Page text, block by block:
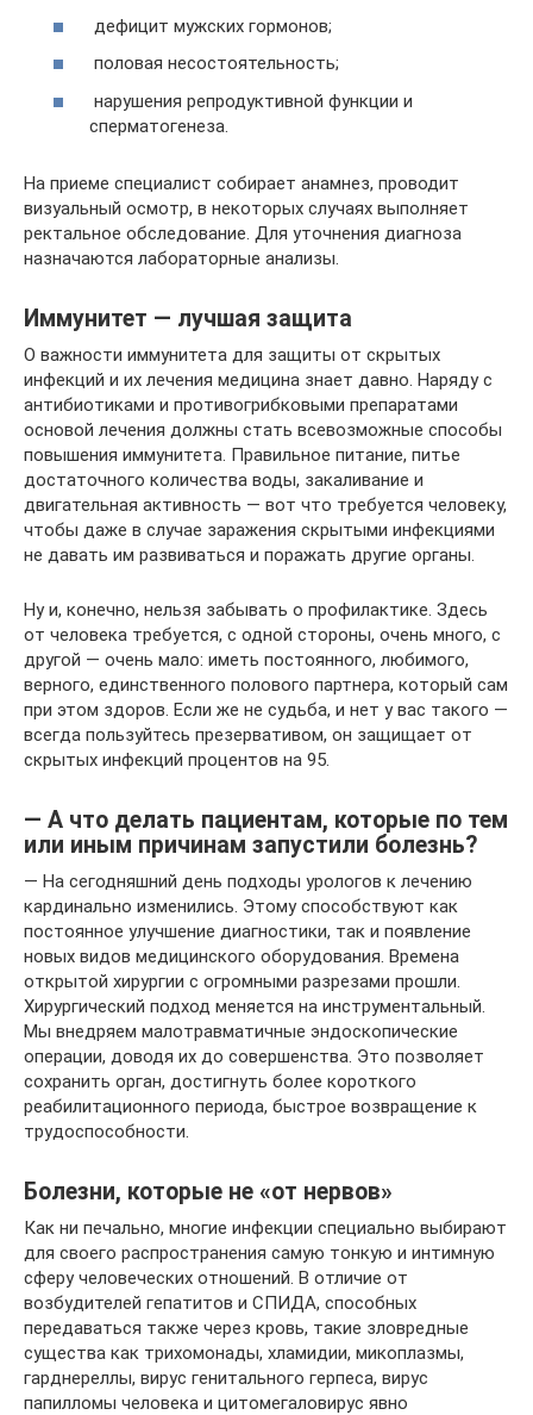
дефицит мужских гормонов;
половая несостоятельность;
нарушения репродуктивной функции и
сперматогенеза.
На приеме специалист собирает анамнез, проводит
визуальный осмотр, в некоторых случаях выполняет
ректальное обследование. Для уточнения диагноза
назначаются лабораторные анализы.
Иммунитет — лучшая защита
О важности иммунитета для защиты от скрытых
инфекций и их лечения медицина знает давно. Наряду с
антибиотиками и противогрибковыми препаратами
основой лечения должны стать всевозможные способы
повышения иммунитета. Правильное питание, питье
достаточного количества воды, закаливание и
двигательная активность — вот что требуется человеку,
чтобы даже в случае заражения скрытыми инфекциями
не давать им развиваться и поражать другие органы.
Ну и, конечно, нельзя забывать о профилактике. Здесь
от человека требуется, с одной стороны, очень много, с
другой — очень мало: иметь постоянного, любимого,
верного, единственного полового партнера, который сам
при этом здоров. Если же не судьба, и нет у вас такого —
всегда пользуйтесь презервативом, он защищает от
скрытых инфекций процентов на 95.
— А что делать пациентам, которые по тем
или иным причинам запустили болезнь?
— На сегодняшний день подходы урологов к лечению
кардинально изменились. Этому способствуют как
постоянное улучшение диагностики, так и появление
новых видов медицинского оборудования. Времена
открытой хирургии с огромными разрезами прошли.
Хирургический подход меняется на инструментальный.
Мы внедряем малотравматичные эндоскопические
операции, доводя их до совершенства. Это позволяет
сохранить орган, достигнуть более короткого
реабилитационного периода, быстрое возвращение к
трудоспособности.
Болезни, которые не «от нервов»
Как ни печально, многие инфекции специально выбирают
для своего распространения самую тонкую и интимную
сферу человеческих отношений. В отличие от
возбудителей гепатитов и СПИДА, способных
передаваться также через кровь, такие зловредные
существа как трихомонады, хламидии, микоплазмы,
гарднереллы, вирус генитального герпеса, вирус
папилломы человека и цитомегаловирус явно